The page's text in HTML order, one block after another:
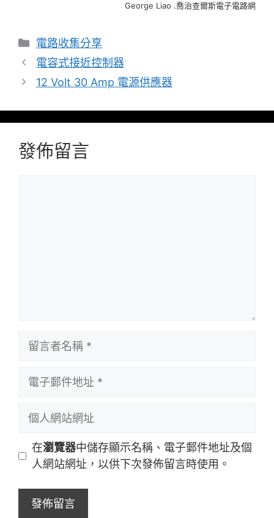
George Liao .喬治查爾斯電子電路網
分
類
電路收集分享
電容式接近控制器
12 Volt 30 Amp 電源供應器
發佈留言
址
站
在瀏覽器中儲存顯示名稱、電子郵件地址及個
人網站網址，以供下次發佈留言時使用。